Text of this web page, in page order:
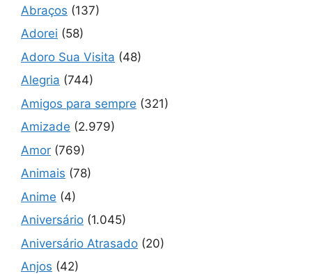
Abraços (137)
Adorei (58)
Adoro Sua Visita (48)
Alegria (744)
Amigos para sempre (321)
Amizade (2.979)
Amor (769)
Animais (78)
Anime (4)
Aniversário (1.045)
Aniversário Atrasado (20)
Anjos (42)